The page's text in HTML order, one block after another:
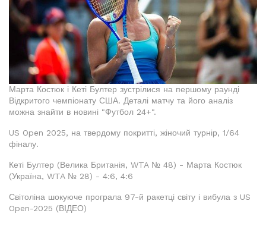
Марта Костюк і Кеті Бултер зустрілися на першому раунді
Відкритого чемпіонату США. Деталі матчу та його аналіз
можна знайти в новині "Футбол 24+".
US Open 2025, на твердому покритті, жіночий турнір, 1/64
фіналу.
Кеті Бултер (Велика Британія, WTA № 48) - Марта Костюк
(Україна, WTA № 28) - 4:6, 4:6
Світоліна шокуюче програла 97-й ракетці світу і вибула з US
Open-2025 (ВІДЕО)